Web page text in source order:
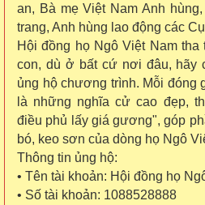
an, Bà mẹ Việt Nam Anh
trang, Anh hùng lao động các
Hội đồng họ Ngô Việt Nam tha
con, dù ở bất cứ nơi đâu, hãy
ủng hộ chương trình. Mỗi đóng
là những nghĩa cử cao đẹp,
điều phủ lấy giá gương", góp
bó, keo sơn của dòng họ Ngô
Thông tin ủng hộ:
• Tên tài khoản: Hội đồng họ
• Số tài khoản: 1088528888